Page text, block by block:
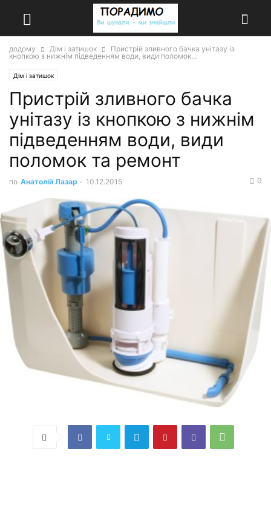
додому Дім і затишок
Пристрій зливного бачка унітазу із
кнопкою з нижнім підведенням води, види поломок...
Дім і затишок
Пристрій зливного бачка
унітазу із кнопкою з нижнім
підведенням води, види
поломок та ремонт
по Анатолій Лазар - 10.12.2015 0